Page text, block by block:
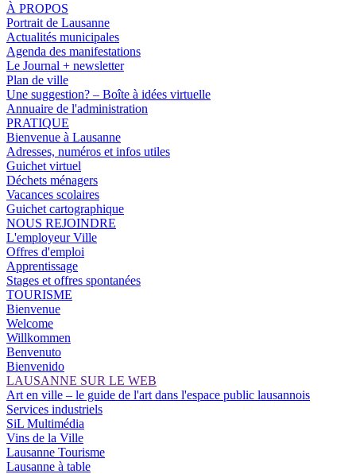
À PROPOS
Portrait de Lausanne
Actualités municipales
Agenda des manifestations
Le Journal + newsletter
Plan de ville
Une suggestion? – Boîte à idées virtuelle
Annuaire de l'administration
PRATIQUE
Bienvenue à Lausanne
Adresses, numéros et infos utiles
Guichet virtuel
Déchets ménagers
Vacances scolaires
Guichet cartographique
NOUS REJOINDRE
L'employeur Ville
Offres d'emploi
Apprentissage
Stages et offres spontanées
TOURISME
Bienvenue
Welcome
Willkommen
Benvenuto
Bienvenido
LAUSANNE SUR LE WEB
Art en ville – le guide de l'art dans l'espace public lausannois
Services industriels
SiL Multimédia
Vins de la Ville
Lausanne Tourisme
Lausanne à table